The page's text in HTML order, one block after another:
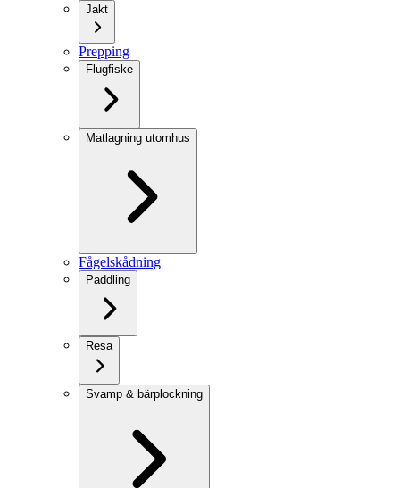
Jakt
Prepping
Flugfiske
Matlagning utomhus
Fågelskådning
Paddling
Resa
Svamp & bärplockning